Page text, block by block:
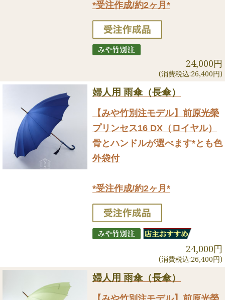
*受注作成/約2ヶ月*
24,000円
(消費税込:26,400円)
婦人用 雨傘（長傘）
【みや竹別注モデル】前原光榮
プリンセス16 DX（ロイヤル）
骨とハンドルが選べます*とも色
外袋付
*受注作成/約2ヶ月*
24,000円
(消費税込:26,400円)
婦人用 雨傘（長傘）